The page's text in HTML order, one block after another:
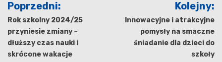
wpisu
Poprzedni:
Rok szkolny 2024/25
przyniesie zmiany –
dłuższy czas nauki i
skrócone wakacje
Kolejny:
Innowacyjne i atrakcyjne
pomysły na smaczne
śniadanie dla dzieci do
szkoły